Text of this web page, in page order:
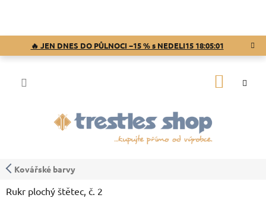
🔥 JEN DNES DO PŮLNOCI −15 % s NEDELI15 18:05:01
Kovářské barvy
Rukr plochý štětec, č. 2